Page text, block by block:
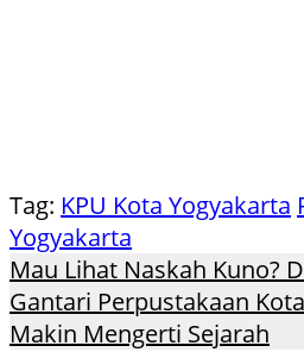
Tag: KPU Kota Yogyakarta
Yogyakarta
Mau Lihat Naskah Kuno?
Gantari Perpustakaan
Makin Mengerti Sejarah